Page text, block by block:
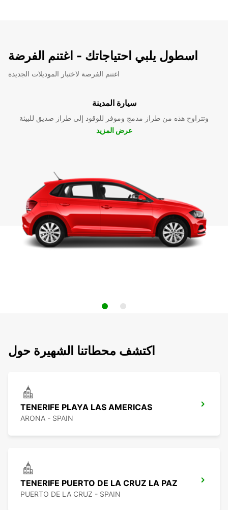
اسطول يلبي احتياجاتك - اغتنم الفرضة
اغتنم الفرصة لاختبار الموديلات الجديدة
سيارة المدينة
وتتراوح هذه من طراز مدمج وموفر للوقود إلى طراز صديق للبيئة
عرض المزيد
اكتشف محطاتنا الشهيرة حول
TENERIFE PLAYA LAS AMERICAS
ARONA - SPAIN
TENERIFE PUERTO DE LA CRUZ LA PAZ
PUERTO DE LA CRUZ - SPAIN